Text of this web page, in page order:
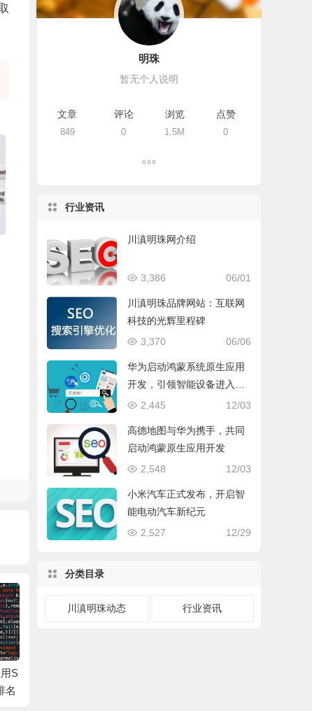
S
名
明珠
暂无个人说明
文章
849
评论
0
浏览
1.5M
点赞
0
行业资讯
川滇明珠网介绍
06/01
3,386
川滇明珠品牌网站：互联网
科技的光辉里程碑
06/06
3,370
华为启动鸿蒙系统原生应用
开发，引领智能设备进入新
时代
12/03
2,445
高德地图与华为携手，共同
启动鸿蒙原生应用开发
12/03
2,548
小米汽车正式发布，开启智
能电动汽车新纪元
12/29
2,527
分类目录
川滇明珠动态 行业资讯